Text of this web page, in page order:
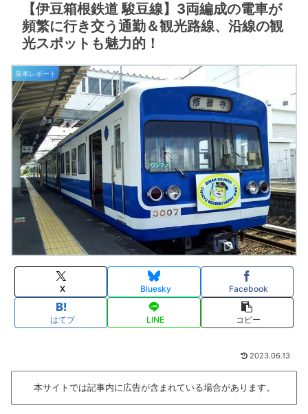
【伊豆箱根鉄道 駿豆線】3両編成の電車が
頻繁に行き交う通勤＆観光路線、沿線の観
光スポットも魅力的！
乗車レポート
X Bluesky Facebook
はてブ LINE コピー
2023.06.13
本サイトでは記事内に広告が含まれている場合があります。